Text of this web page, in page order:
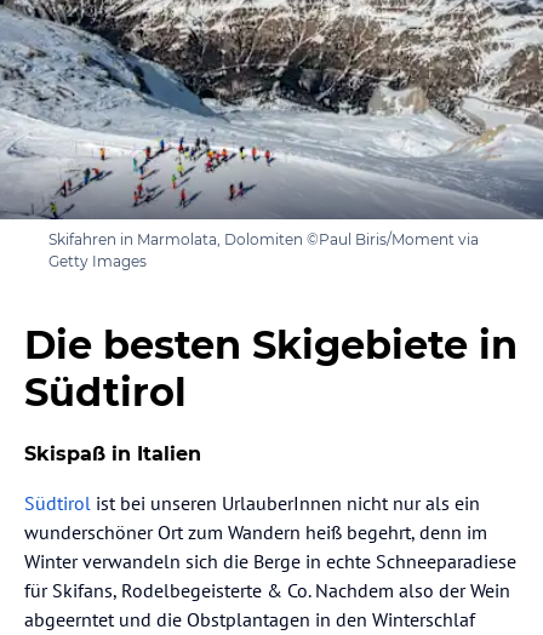
Skifahren in Marmolata, Dolomiten ©Paul Biris/Moment via
Getty Images
Die besten Skigebiete in
Südtirol
Skispaß in Italien
Südtirol ist bei unseren UrlauberInnen nicht nur als ein
wunderschöner Ort zum Wandern heiß begehrt, denn im
Winter verwandeln sich die Berge in echte Schneeparadiese
für Skifans, Rodelbegeisterte & Co. Nachdem also der Wein
abgeerntet und die Obstplantagen in den Winterschlaf